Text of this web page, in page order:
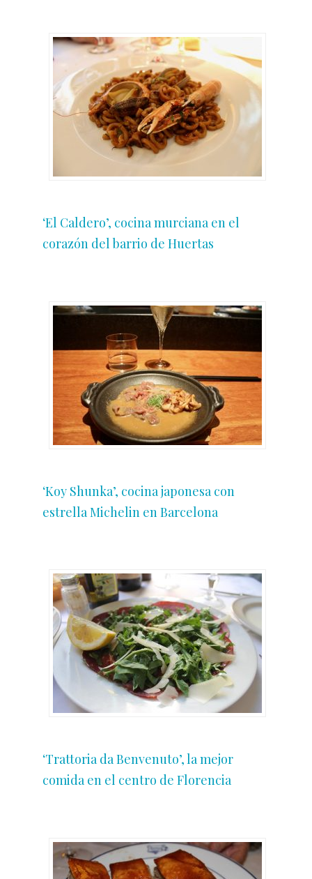
‘El Caldero’, cocina murciana en el
corazón del barrio de Huertas
‘Koy Shunka’, cocina japonesa con
estrella Michelin en Barcelona
‘Trattoria da Benvenuto’, la mejor
comida en el centro de Florencia